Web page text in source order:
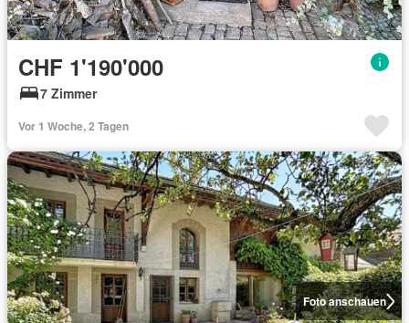
CHF 1'190'000
7 Zimmer
Vor 1 Woche, 2 Tagen
Foto anschauen